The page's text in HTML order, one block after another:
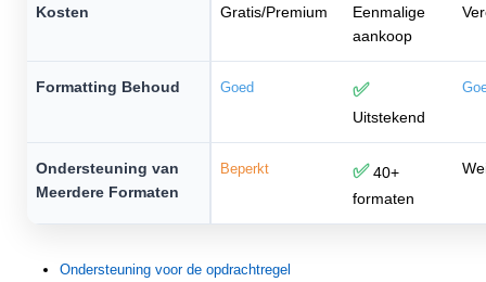
Kosten Gratis/Premium
Eenmalige
aankoop
Formatting Behoud Goed ✅
Uitstekend
Ondersteuning van
Meerdere Formaten
Beperkt ✅40+
formaten
Ondersteuning voor de opdrachtregel